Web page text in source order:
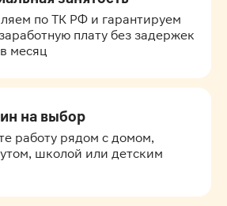
по ТК РФ и гарантируем
плату без задержек
месяц
на выбор
работу рядом с домом,
школой или детским